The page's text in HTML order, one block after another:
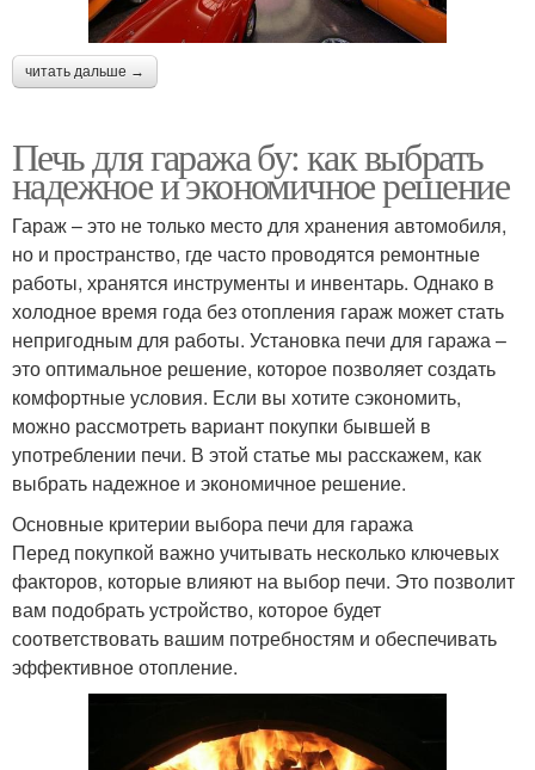
читать дальше →
Печь для гаража бу: как выбрать
надежное и экономичное решение
Гараж – это не только место для хранения автомобиля,
но и пространство, где часто проводятся ремонтные
работы, хранятся инструменты и инвентарь. Однако в
холодное время года без отопления гараж может стать
непригодным для работы. Установка печи для гаража –
это оптимальное решение, которое позволяет создать
комфортные условия. Если вы хотите сэкономить,
можно рассмотреть вариант покупки бывшей в
употреблении печи. В этой статье мы расскажем, как
выбрать надежное и экономичное решение.
Основные критерии выбора печи для гаража
Перед покупкой важно учитывать несколько ключевых
факторов, которые влияют на выбор печи. Это позволит
вам подобрать устройство, которое будет
соответствовать вашим потребностям и обеспечивать
эффективное отопление.